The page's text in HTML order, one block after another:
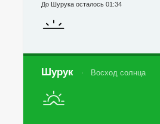
До Шурука осталось 01:34
Шурук Восход солнца